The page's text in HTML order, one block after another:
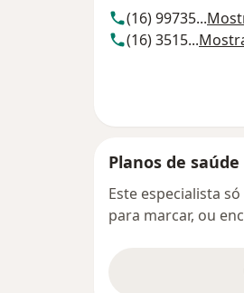
(16) 99735...
(16) 3515...
Planos de
Este especialista
para marcar, ou